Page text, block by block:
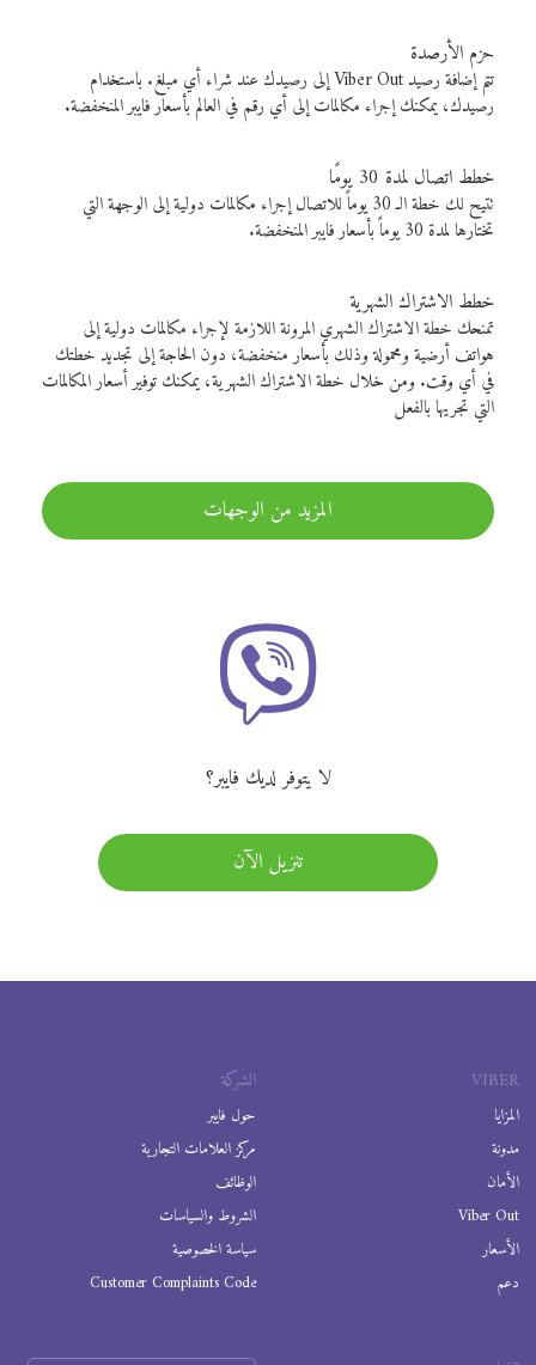
حزم الأرصدة
تتم إضافة رصيد Viber Out إلى رصيدك عند شراء أي مبلغ. باستخدام
رصيدك، يمكنك إجراء مكالمات إلى أي رقم في العالم بأسعار فايبر المنخفضة.
خطط اتصال لمدة 30 يومًا
تتيح لك خطة الـ 30 يوماً للاتصال إجراء مكالمات دولية إلى الوجهة التي
تختارها لمدة 30 يوماً بأسعار فايبر المنخفضة.
خطط الاشتراك الشهرية
تمنحك خطة الاشتراك الشهري المرونة اللازمة لإجراء مكالمات دولية إلى
هواتف أرضية ومحمولة وذلك بأسعار منخفضة، دون الحاجة إلى تجديد خطتك
في أي وقت. ومن خلال خطة الاشتراك الشهرية، يمكنك توفير أسعار المكالمات
التي تجريها بالفعل
المزيد من الوجهات
لا يتوفر لديك فايبر؟
تنزيل الآن
VIBER
المزايا
مدونة
الأمان
Viber Out
الأسعار
دعم
الشركة
حول فايبر
مركز العلامات التجارية
الوظائف
الشروط والسياسات
سياسة الخصوصية
Customer Complaints Code